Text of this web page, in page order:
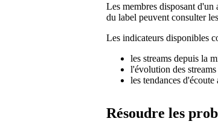
Les membres disposant
du label peuvent consulter
Les indicateurs disponibles
les streams depuis la
l'évolution des
les tendances
Résoudre les